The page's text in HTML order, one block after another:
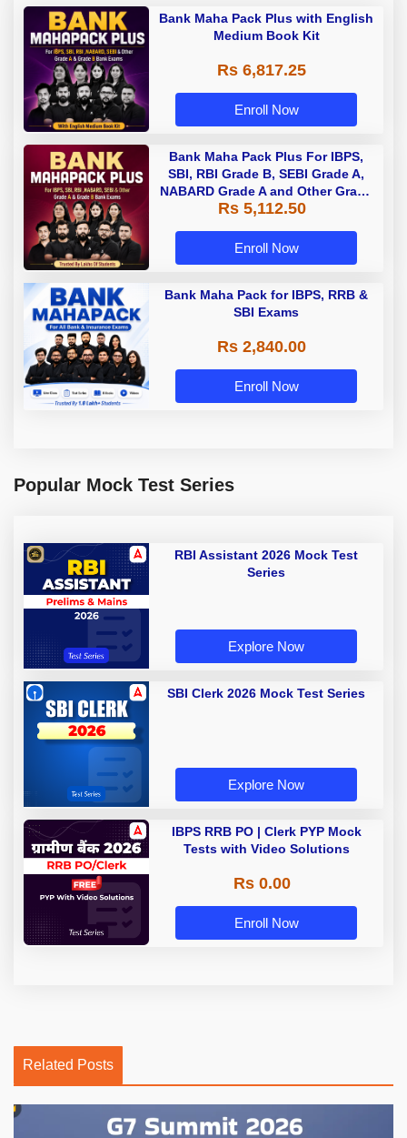
Bank Maha Pack Plus with English
Medium Book Kit
Rs 6,817.25
Enroll Now
Bank Maha Pack Plus For IBPS,
SBI, RBI Grade B, SEBI Grade A,
NABARD Grade A and Other Grade
A & Grade B Bank Exams
Rs 5,112.50
Enroll Now
Bank Maha Pack for IBPS, RRB &
SBI Exams
Rs 2,840.00
Enroll Now
Popular Mock Test Series
RBI Assistant 2026 Mock Test
Series
Explore Now
SBI Clerk 2026 Mock Test Series
Explore Now
IBPS RRB PO | Clerk PYP Mock
Tests with Video Solutions
Rs 0.00
Enroll Now
Related Posts